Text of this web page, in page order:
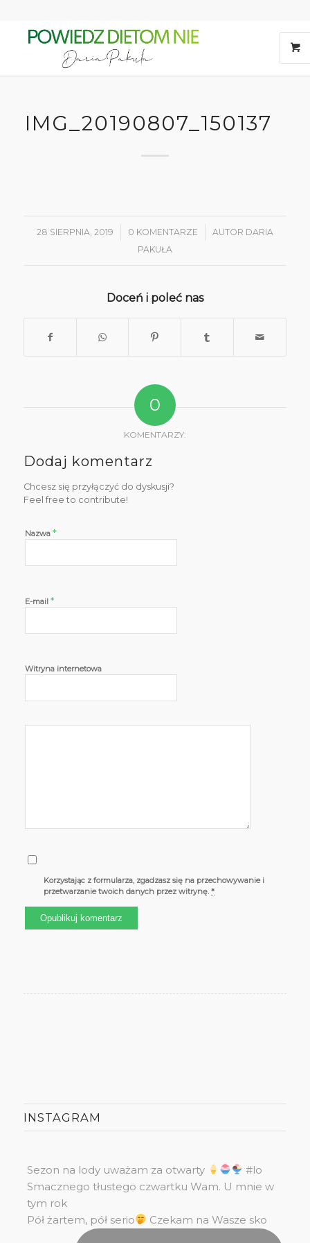
IMG_20190807_150137
28 SIERPNIA, 2019
/ 0 KOMENTARZE
/ AUTOR DARIA
PAKUŁA
Doceń i poleć nas
0
KOMENTARZY:
Dodaj komentarz
Chcesz się przyłączyć do dyskusji?
Feel free to contribute!
Nazwa *
E-mail *
Witryna internetowa
Korzystając z formularza, zgadzasz się na przechowywanie i
przetwarzanie twoich danych przez witrynę.*
INSTAGRAM
Sezon na lody uważam za otwarty
#lo
Smacznego tłustego czwartku Wam. U mnie w
tym rok
Pół żartem, pół serio
Czekam na Wasze sko